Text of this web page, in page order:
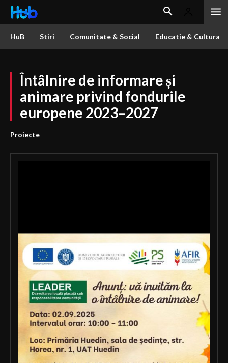
HuB Stiri Comunitate & Social Educatie & Cultura
Întâlnire de informare și
animare privind fondurile
europene 2023–2027
Proiecte